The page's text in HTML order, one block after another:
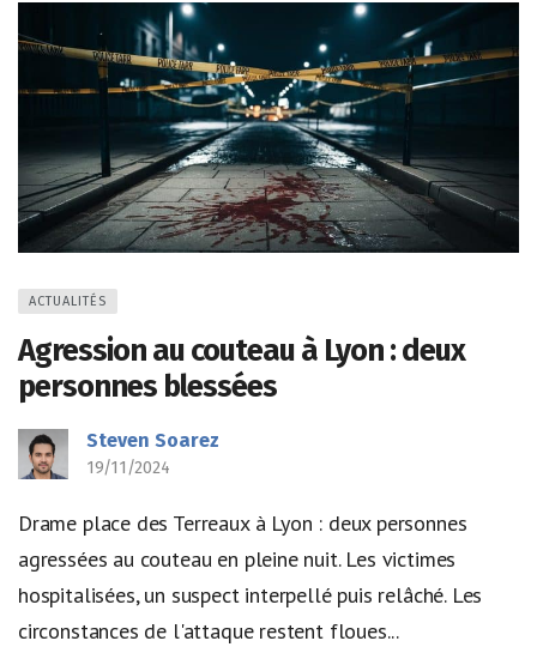
ACTUALITÉS
Agression au couteau à Lyon : deux
personnes blessées
Steven Soarez
19/11/2024
Drame place des Terreaux à Lyon : deux personnes
agressées au couteau en pleine nuit. Les victimes
hospitalisées, un suspect interpellé puis relâché. Les
circonstances de l'attaque restent floues...